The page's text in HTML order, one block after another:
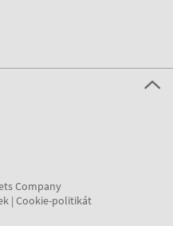
Company
| Cookie-politikát